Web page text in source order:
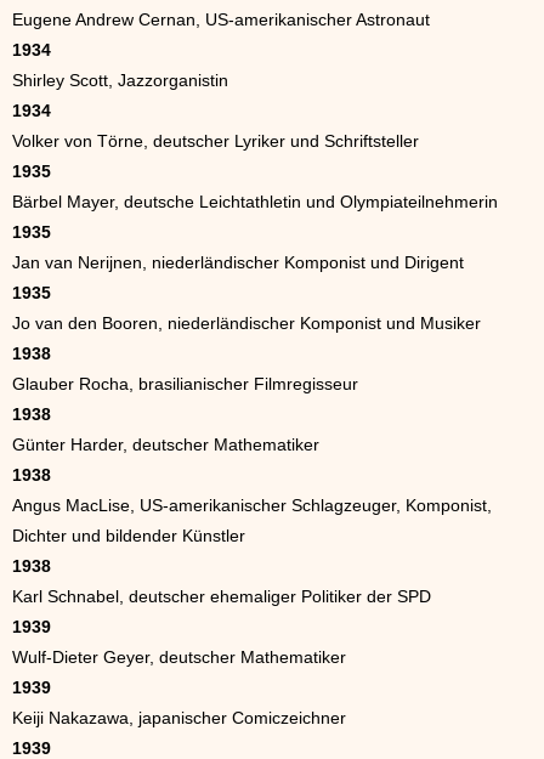
Eugene Andrew Cernan, US-amerikanischer Astronaut
1934
Shirley Scott, Jazzorganistin
1934
Volker von Törne, deutscher Lyriker und Schriftsteller
1935
Bärbel Mayer, deutsche Leichtathletin und Olympiateilnehmerin
1935
Jan van Nerijnen, niederländischer Komponist und Dirigent
1935
Jo van den Booren, niederländischer Komponist und Musiker
1938
Glauber Rocha, brasilianischer Filmregisseur
1938
Günter Harder, deutscher Mathematiker
1938
Angus MacLise, US-amerikanischer Schlagzeuger, Komponist,
Dichter und bildender Künstler
1938
Karl Schnabel, deutscher ehemaliger Politiker der SPD
1939
Wulf-Dieter Geyer, deutscher Mathematiker
1939
Keiji Nakazawa, japanischer Comiczeichner
1939